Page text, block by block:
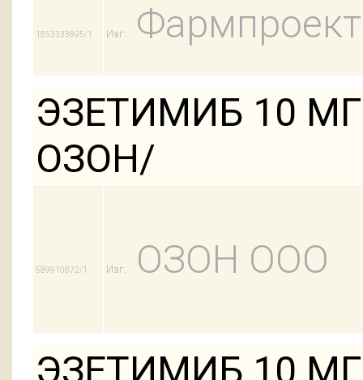
1853333895/1 Изг:
ЭЗЕТИМИБ 10
ОЗОН/
589910872/1 Изг: ОЗОН ООО
ЭЗЕТИМИБ 10